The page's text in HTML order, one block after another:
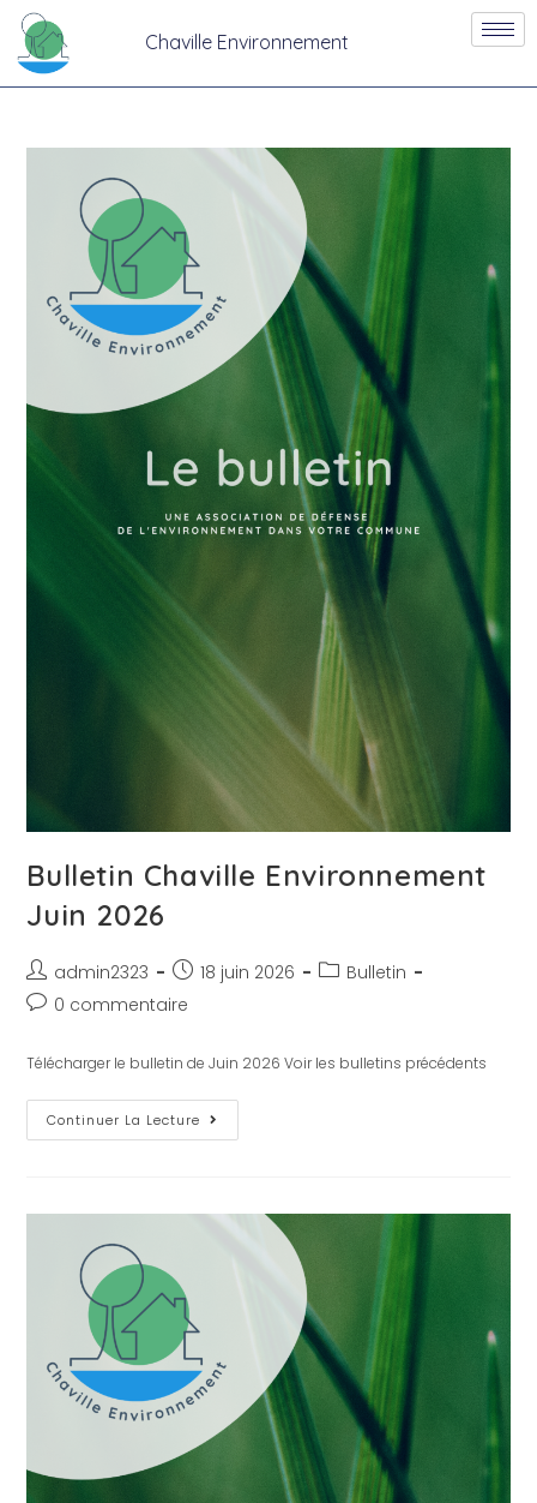
Chaville Environnement
Bulletin Chaville Environnement
Juin 2026
admin2323 18 juin 2026
Bulletin
0 commentaire
Télécharger le bulletin de Juin 2026 Voir les bulletins précédents
Continuer La Lecture